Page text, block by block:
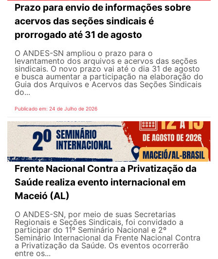
Prazo para envio de informações sobre
acervos das seções sindicais é
prorrogado até 31 de agosto
O ANDES-SN ampliou o prazo para o
levantamento dos arquivos e acervos das seções
sindicais. O novo prazo vai até o dia 31 de agosto
e busca aumentar a participação na elaboração do
Guia dos Arquivos e Acervos das Seções Sindicais
do...
Publicado em: 24 de Julho de 2026
Frente Nacional Contra a Privatização da
Saúde realiza evento internacional em
Maceió (AL)
O ANDES-SN, por meio de suas Secretarias
Regionais e Seções Sindicais, foi convidado a
participar do 11º Seminário Nacional e 2º
Seminário Internacional da Frente Nacional Contra
a Privatização da Saúde. Os eventos ocorrerão
entre os...